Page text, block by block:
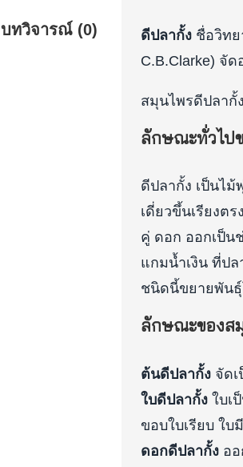
บทวิจารณ์ (0) ดีปลากั้ง ชื่อวิทย
C.B.Clarke) จัด
สมุนไพรดีปลากั้
ลักษณะทั่วไป
ดีปลากั้ง เป็นไม้
เดี่ยวขึ้นเรียงต
คู่ ดอก ออกเป็น
แกมน้ำเงิน ที่ป
ชนิดนี้ขยายพันธุ์
ลักษณะของส
ต้นดีปลากั้ง จัด
ใบดีปลากั้ง ใบเ
ขอบใบเรียบ ใ
ดอกดีปลากั้ง อ